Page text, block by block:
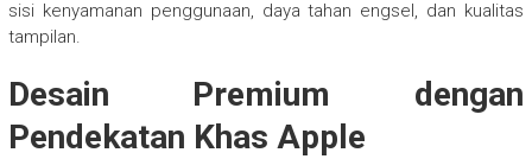
sisi kenyamanan penggunaan, daya tahan engsel, dan kualitas
tampilan.
Desain Premium dengan
Pendekatan Khas Apple